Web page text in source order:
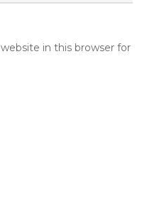
in this browser for